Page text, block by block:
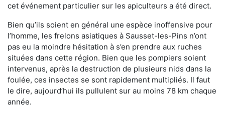
cet événement particulier sur les apiculteurs a été direct.
Bien qu’ils soient en général une espèce inoffensive pour
l’homme, les frelons asiatiques à Sausset-les-Pins n’ont
pas eu la moindre hésitation à s’en prendre aux ruches
situées dans cette région. Bien que les pompiers soient
intervenus, après la destruction de plusieurs nids dans la
foulée, ces insectes se sont rapidement multipliés. Il faut
le dire, aujourd’hui ils pullulent sur au moins 78 km chaque
année.